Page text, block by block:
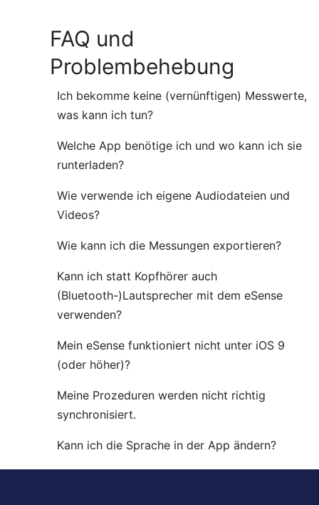
FAQ und
Problembehebung
Ich bekomme keine (vernünftigen) Messwerte,
was kann ich tun?
Welche App benötige ich und wo kann ich sie
runterladen?
Wie verwende ich eigene Audiodateien und
Videos?
Wie kann ich die Messungen exportieren?
Kann ich statt Kopfhörer auch
(Bluetooth-)Lautsprecher mit dem eSense
verwenden?
Mein eSense funktioniert nicht unter iOS 9
(oder höher)?
Meine Prozeduren werden nicht richtig
synchronisiert.
Kann ich die Sprache in der App ändern?